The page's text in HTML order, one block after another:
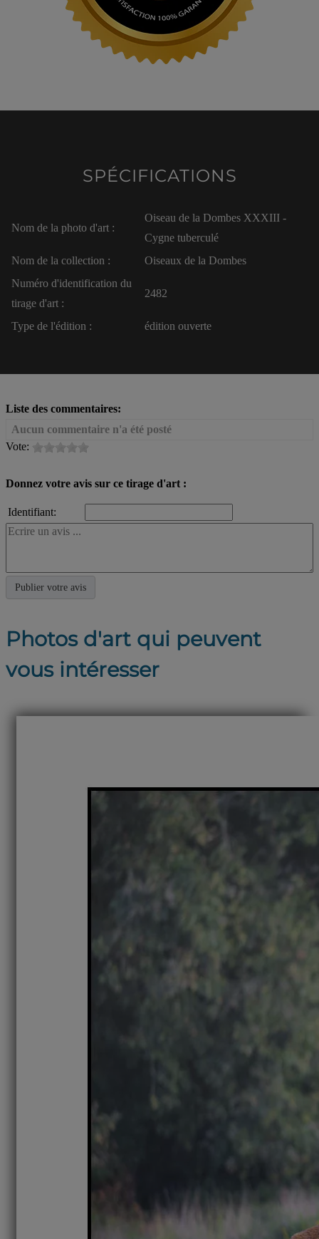
SPÉCIFICATIONS
Nom de la photo d'art :
Oiseau de la Dombes XXXIII -
Cygne tuberculé
Nom de la collection :
Oiseaux de la Dombes
Numéro d'identification du
tirage d'art :
2482
Type de l'édition : édition ouverte
Liste des commentaires:
Aucun commentaire n'a été posté
Vote:
Donnez votre avis sur ce tirage d'art :
Identifiant:
Photos d'art qui peuvent
vous intéresser